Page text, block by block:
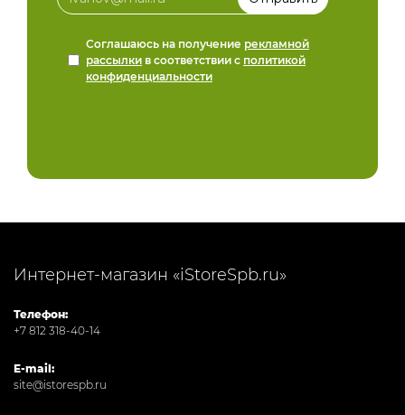
Соглашаюсь на получение рекламной
рассылки в соответствии с политикой
конфиденциальности
Интернет-магазин «iStoreSpb.ru»
Телефон:
+7 812 318-40-14
E-mail:
site@istorespb.ru